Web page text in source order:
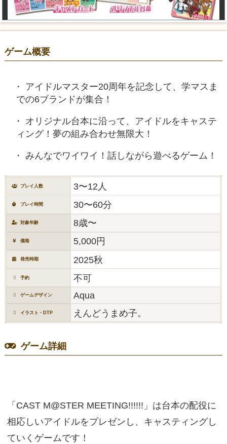
ゲーム概要
アイドルマスター20周年を記念して、学マスま
での6ブランドが集合！
オリジナル台本に沿って、アイドルをキャステ
ィング！夢の組み合わせ無限大！
みんなでワイワイ！話しながら遊べるゲーム！
プレイ人数 3〜12人
プレイ時間 30〜60分
対象年齢 8歳〜
価格 5,000円
発売時期 2025秋
予約 不可
ゲームデザイン Aqua
イラスト・DTP えんどうまめ子。
ゲーム詳細
「CAST M@STER MEETING!!!!!!」は台本の配役に
相応しいアイドルをプレゼンし、キャスティングし
ていくゲームです！